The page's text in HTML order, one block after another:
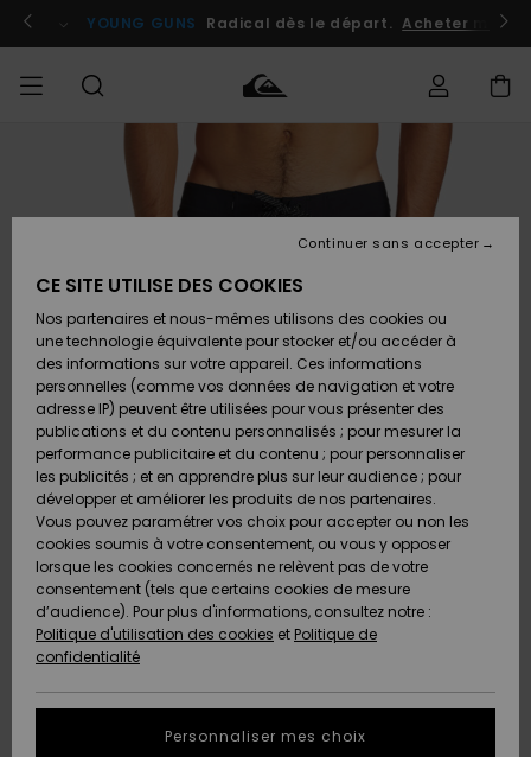
l'information
le
Se connecter / s'inscrire
YOUNG GUNS Radical dès le départ. Acheter
Vêtements
Chaussures
& Tongs
Surf
Snow
Nouveautés
A
Découvrir
Vêtements
Chaussures
& Tongs
Surf
Snow
Nouveautés
A
Découvrir
FEMME
Shop
A
Découvrir
Snow
SURF
Surf
Shop
Homme
Surf
Shop
Enfant
Highlights
Communauté
SNOW
Snow
Shop
Homme
Snow
Shop
Enfant
Snow
Shop
Femme
A
Découvrir
Communauté
OUTLET
Outlet
Homme
Enfant
Outlet
Femme
AIDE &
CONTACT
Accéder à
ma
commande
Retours
Paiement
Carte
Cadeau
Quiksilver
Freedom
Protection
des
tailles
MAGASINS
QUIKSILVER
CE SITE UTILISE DES COOKIES
Nos partenaires et nous-mêmes utilisons des cookies ou
une technologie équivalente pour stocker et/ou accéder à
des informations sur votre appareil. Ces informations
personnelles (comme vos données de navigation et votre
adresse IP) peuvent être utilisées pour vous présenter des
publications et du contenu personnalisés ; pour mesurer la
performance publicitaire et du contenu ; pour personnaliser
les publicités ; et en apprendre plus sur leur audience ; pour
développer et améliorer les produits de nos partenaires.
Vous pouvez paramétrer vos choix pour accepter ou non les
cookies soumis à votre consentement, ou vous y opposer
lorsque les cookies concernés ne relèvent pas de votre
consentement (tels que certains cookies de mesure
d’audience). Pour plus d'informations, consultez notre :
Politique d'utilisation des cookies et Politique de
confidentialité
Personnaliser mes choix
Continuer sans accepter